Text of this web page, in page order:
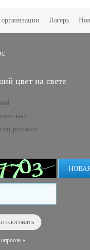
Лагерь
цвет на свете
розовый
»